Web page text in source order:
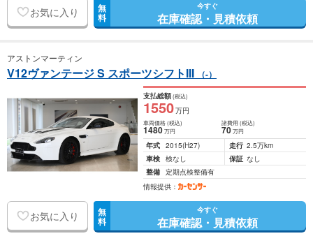
お気に入り 無
料
今すぐ
在庫確認・見積依頼
アストンマーティン
V12ヴァンテージ S スポーツシフトIII （-）
支払総額(税込)
1550万円
車両価格(税込)
1480万円
諸費用 (税込)
70 万円
年式 2015(H27) 走行 2.5万km
車検 検なし 保証 なし
整備 定期点検整備有
情報提供：
お気に入り 無
料
今すぐ
在庫確認・見積依頼